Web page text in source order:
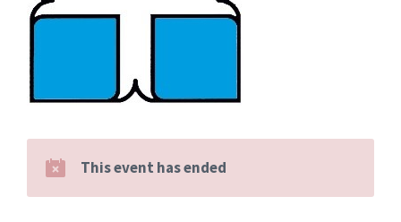
This event has ended